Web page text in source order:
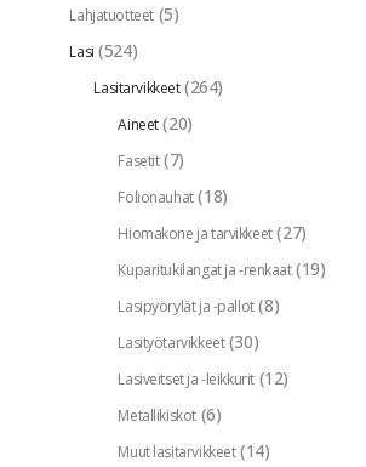
Lahjatuotteet (5)
Lasi (524)
Lasitarvikkeet (264)
Aineet (20)
Fasetit (7)
Folionauhat (18)
Hiomakone ja tarvikkeet (27)
Kuparitukilangat ja -renkaat (19)
Lasipyörylät ja -pallot (8)
Lasityötarvikkeet (30)
Lasiveitset ja -leikkurit (12)
Metallikiskot (6)
Muut lasitarvikkeet (14)